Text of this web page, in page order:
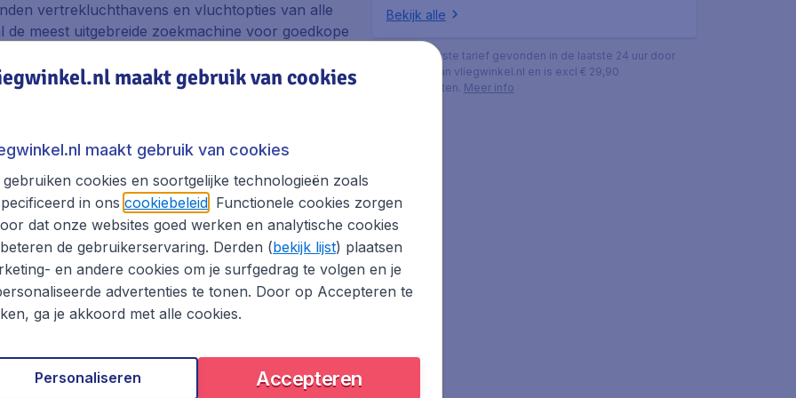
vertrekluchthavens en vluchtopties van alle
meest uitgebreide zoekmachine voor goedkope
Dit betekent dat je in
vertrek op een reisdatum en tijd die jou het
en vergelijken van vliegtickets naar
de perfecte vliegticket aanbieding vindt.
en wie weet vind je een nog betere
te zijn dat je de vlucht met de beste
jouw boeking online te voltooien? Geen
staan voor je klaar om vragen over jouw boeking
en/of huurauto en bespaar op je Culiacan reis
Bekijk alle
Dit is het laagste tarief gevonden in de laatste 24 uur door
bezoekers van vliegwinkel.nl en is excl € 29,90
boekingskosten. Meer info
maakt gebruik van cookies
maakt gebruik van cookies
gebruiken cookies en soortgelijke technologieën zoals
in ons cookiebeleid. Functionele cookies zorgen
dat onze websites goed werken en analytische cookies
de gebruikerservaring. Derden (bekijk lijst) plaatsen
en andere cookies om je surfgedrag te volgen en je
advertenties te tonen. Door op Accepteren te
ga je akkoord met alle cookies.
Accepteren
Personaliseren